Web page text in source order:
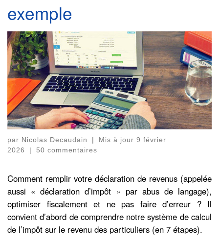
exemple
par Nicolas Decaudain | Mis à jour 9 février
2026
| 50 commentaires
Comment remplir votre déclaration de revenus (appelée
aussi « déclaration d’impôt » par abus de langage),
optimiser fiscalement et ne pas faire d’erreur ? Il
convient d’abord de comprendre notre système de calcul
de l’impôt sur le revenu des particuliers (en 7 étapes).